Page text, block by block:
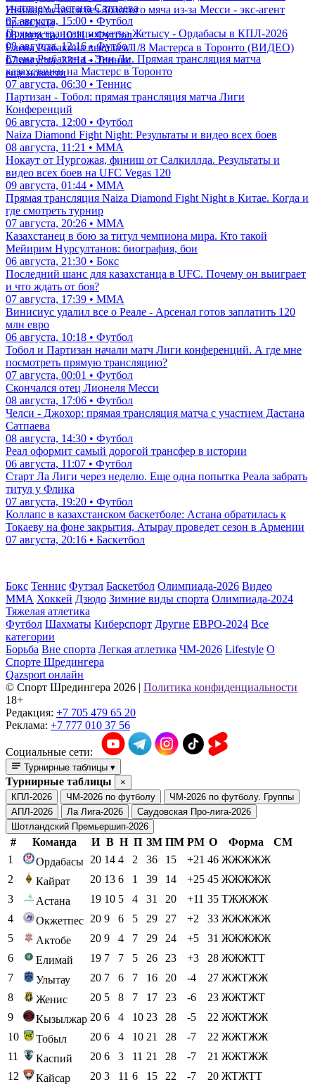
Неймар остался без Золотого мяча из-за Месси - экс-агент
бразильца
08 августа, 10:11 • Футбол
Елена Рыбакина вышла в 1/8 Мастерса в Торонто (ВИДЕО)
07 августа, 23:14 • Теннис
еще новости
участием Дастана Сатпаева
07 августа, 15:00 • Футбол
Прямая трансляция матча Жетысу - Ордабасы в КПЛ-2026
08 августа, 12:16 • Футбол
Елена Рыбакина - Энн Ли. Прямая трансляция матча
казахстанки на Мастерс в Торонто
07 августа, 06:30 • Теннис
Партизан - Тобол: прямая трансляция матча Лиги
Конференций
06 августа, 12:00 • Футбол
Naiza Diamond Fight Night: Результаты и видео всех боев
08 августа, 11:21 • ММА
Нокаут от Нургожая, финиш от Салкиллда. Результаты и
видео всех боев на UFC Vegas 120
09 августа, 01:44 • ММА
Прямая трансляция Naiza Diamond Fight Night в Китае. Когда и
где смотреть турнир
07 августа, 20:26 • ММА
Казахстанец в бою за титул чемпиона мира. Кто такой
Мейирим Нурсултанов: биография, бои
06 августа, 21:30 • Бокс
Последний шанс для казахстанца в UFC. Почему он выиграет
и что ждать от боя?
07 августа, 17:39 • ММА
Винисиус удалил все о Реале - Арсенал готов заплатить 120
млн евро
06 августа, 10:18 • Футбол
Тобол и Партизан начали матч Лиги конференций. А где мне
посмотреть прямую трансляцию?
07 августа, 00:01 • Футбол
Скончался отец Лионеля Месси
08 августа, 17:06 • Футбол
Челси - Джохор: прямая трансляция матча с участием Дастана
Сатпаева
08 августа, 14:30 • Футбол
Реал оформит самый дорогой трансфер в истории
06 августа, 11:07 • Футбол
Старт Ла Лиги через неделю. Еще одна попытка Реала забрать
титул у Флика
07 августа, 19:20 • Футбол
Коллапс в казахстанском баскетболе: Астана обратилась к
Токаеву на фоне закрытия, Атырау проведет сезон в Армении
07 августа, 20:16 • Баскетбол
Бокс Теннис Футзал Баскетбол Олимпиада-2026 Видео
ММА Хоккей Дзюдо Зимние виды спорта Олимпиада-2024
Тяжелая атлетика
Футбол Шахматы Киберспорт Другие ЕВРО-2024 Все
категории
Борьба Вне спорта Легкая атлетика ЧМ-2026 Lifestyle О
Спорте Шредингера
Qazsport онлайн
© Cпорт Шредингера 2026 | Политика конфиденциальности
18+
Редакция: +7 705 479 65 20
Реклама: +7 777 010 37 56
Социальные сети:
Турнирные таблицы ▾
Турнирные таблицы
×
КПЛ-2026
ЧМ-2026 по футболу
ЧМ-2026 по футболу. Группы
АПЛ-2026
Ла Лига-2026
Саудовская Про-лига-2026
Шотландский Премьершип-2026
# Команда И В Н П ЗМ ПМ РМ О Форма
СМ
1
Ордабасы 20 14 4 2 36 15 +21 46 ЖЖЖЖЖ
2
Кайрат 20 13 6 1 39 14 +25 45 ЖЖЖЖЖ
3
Астана 19 10 5 4 31 20 +11 35 ТЖЖЖЖ
4
Окжетпес 20 9 6 5 29 27 +2 33 ЖЖЖЖЖ
5
Актобе 20 9 4 7 29 24 +5 31 ЖЖЖЖЖ
6
Елимай 19 7 7 5 26 23 +3 28 ЖЖЖТТ
7
Улытау 20 7 6 7 16 20 -4 27 ЖЖТЖЖ
8
Женис 20 5 8 7 17 23 -6 23 ЖЖТЖТ
9
Кызылжар 20 6 4 10 23 28 -5 22 ЖЖТЖЖ
10
Тобыл 20 6 4 10 21 28 -7 22 ЖЖТЖЖ
11
Каспий 20 6 3 11 21 28 -7 21 ЖЖТЖЖ
12
Кайсар 20 3 11 6 15 22 -7 20 ЖТЖТТ